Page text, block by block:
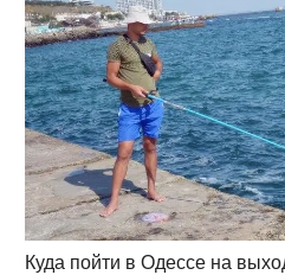
Куда пойти в Одессе на